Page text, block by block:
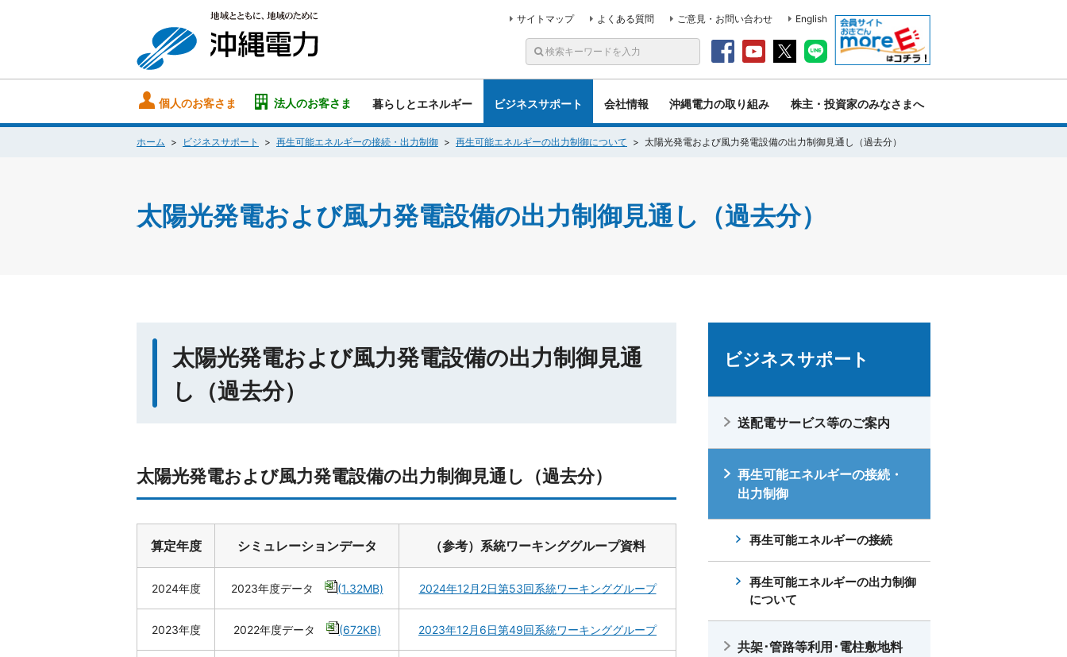
サイトマップ よくある質問 ご意見・お問い合わせ English
個人のお客さま 法人のお客さま 暮らしとエネルギー ビジネスサポート 会社情報 沖縄電力の取り組み 株主・投資家のみなさまへ
ホーム ビジネスサポート 再生可能エネルギーの接続・出力制御 再生可能エネルギーの出力制御について 太陽光発電および風力発電設備の出力制御見通し（過去分）
太陽光発電および風力発電設備の出力制御見通し（過去分）
太陽光発電および風力発電設備の出力制御見通
し（過去分）
太陽光発電および風力発電設備の出力制御見通し（過去分）
算定年度 シミュレーションデータ （参考）系統ワーキンググループ資料
2024年度 2023年度データ (1.32MB) 2024年12月2日第53回系統ワーキンググループ
2023年度 2022年度データ (672KB) 2023年12月6日第49回系統ワーキンググループ
ビジネスサポート
送配電サービス等のご案内
再生可能エネルギーの接続・
出力制御
再生可能エネルギーの接続
再生可能エネルギーの出力制御
について
共架･管路等利用･電柱敷地料